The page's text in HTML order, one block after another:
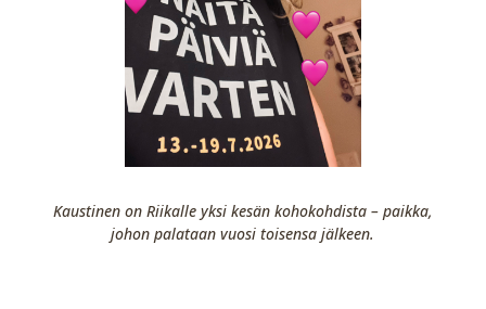
Kaustinen on Riikalle yksi kesän kohokohdista – paikka,
johon palataan vuosi toisensa jälkeen.